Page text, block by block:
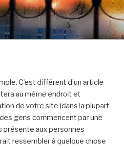
C’est différent d’un article
au même endroit et
de votre site (dans la plupart
gens commencent par une
présente aux personnes
ressembler à quelque chose